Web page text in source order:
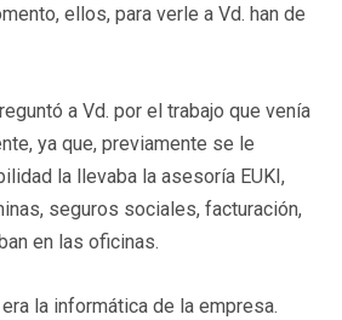
ellos, para verle a Vd. han de
a Vd. por el trabajo que venía
ya que, previamente se le
la llevaba la asesoría EUKI,
seguros sociales, facturación,
en las oficinas.
la informática de la empresa.